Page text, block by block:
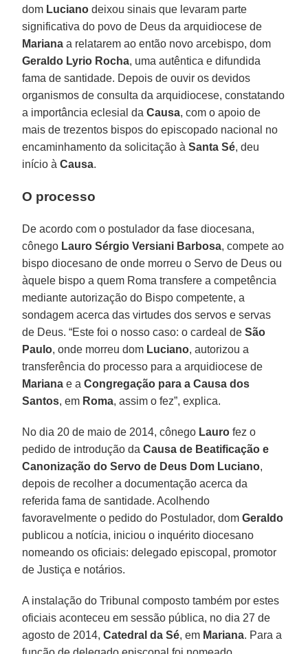
dom Luciano deixou sinais que levaram parte
significativa do povo de Deus da arquidiocese de
Mariana a relatarem ao então novo arcebispo, dom
Geraldo Lyrio Rocha, uma autêntica e difundida
fama de santidade. Depois de ouvir os devidos
organismos de consulta da arquidiocese, constatando
a importância eclesial daCausa, com o apoio de
mais de trezentos bispos do episcopado nacional no
encaminhamento da solicitação àSanta Sé, deu
início àCausa.
O processo
De acordo com o postulador da fase diocesana,
cônego Lauro Sérgio Versiani Barbosa, compete ao
bispo diocesano de onde morreu o Servo de Deus ou
àquele bispo a quem Roma transfere a competência
mediante autorização do Bispo competente, a
sondagem acerca das virtudes dos servos e servas
de Deus. “Este foi o nosso caso: o cardeal deSão
Paulo, onde morreu dom Luciano, autorizou a
transferência do processo para a arquidiocese de
Mariana e aCongregação para a Causa dos
Santos, em Roma, assim o fez”, explica.
No dia 20 de maio de 2014, cônego Lauro fez o
pedido de introdução daCausa de Beatificação e
Canonização do Servo de Deus Dom Luciano,
depois de recolher a documentação acerca da
referida fama de santidade. Acolhendo
favoravelmente o pedido do Postulador, domGeraldo
publicou a notícia, iniciou o inquérito diocesano
nomeando os oficiais: delegado episcopal, promotor
de Justiça e notários.
A instalação do Tribunal composto também por estes
oficiais aconteceu em sessão pública, no dia 27 de
agosto de 2014,Catedral da Sé, em Mariana. Para a